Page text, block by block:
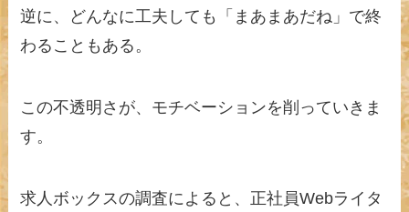
逆に、どんなに工夫しても「まあまあだね」で終
わることもある。
この不透明さが、モチベーションを削っていきま
す。
求人ボックスの調査によると、正社員Webライタ